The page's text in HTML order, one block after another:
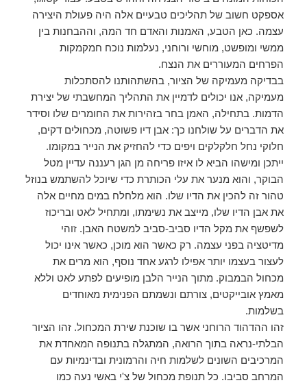
אספקט חשוב של תהליכים טבעיים אלה היה פעולת היצירה
עצמה. כאן הטבע, האמנות והאדם חד המה, וההבחנות בין
ממשי ומופשט, מוחשי ורוחני, נעלמות נוכח חמקמקות
הפרחים המעוררים את הנצח.
בבדיקה מעמיקה של הציור, בהשתהותנו להסתכלות
מעמיקה, אנו יכולים לדמיין את התהליך המחשבתי של יצירת
הדמות. בתחילה, האמן בחר בזהירות את החומרים שלו וסידר
את הדברים על שולחנו כך: אבן דיו פשוטה, מכחולים דקים,
חלוקי נחל חלקלקים ויפים כדי להחזיק את הנייר במקומו.
ייתכן ומישהו הביא לו איזו פריחה מן הגן רעננה עדיין מטל
הבוקר, והוא מנער את עלי הכותרת כדי שיוכל להשתמש בנוזל
טהור זה להכין את הדיו שלו. הוא מלחלח במים מחיים אלה
את אבן הדיו שלו, מייצב את נשימתו, ומתחיל לאט ובריכוז
לשפשף את מקל הדיו סביב-סביב למשטח האבן. זוהי
מדיטציה בפני עצמה. רק כאשר הוא מוכן, כאשר אינו יכול
לעצור בעצמו יותר אפילו לרגע אחד נוסף, הוא מרים את
מכחול הבמבוק. מתוך הנייר הלבן מופיעים לפתע לאט וללא
מאמץ אובייקטים, צורתם ונשמתם הפנימית מאוחדים
בשלמות.
זהו ההדהוד הרוחני אשר בו שוכנת שירת המכחול. זהו הציור
הבלתי-נראה בתוך הרואה, המתגלה בתנופה המאחדת את
המרכיבים השונים לשלמות חיה והרמונית ובדינמיות עם
המרחב סביבו. כל תנופת מכחול של צ'י באשי נעה כמו